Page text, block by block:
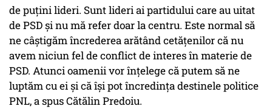
de puţini lideri. Sunt lideri ai partidului care au uitat
de PSD şi nu mă refer doar la centru. Este normal să
ne câştigăm încrederea arătând cetăţenilor că nu
avem niciun fel de conflict de interes în materie de
PSD. Atunci oamenii vor înţelege că putem să ne
luptăm cu ei şi că îşi pot încredinţa destinele politice
PNL, a spus Cătălin Predoiu.